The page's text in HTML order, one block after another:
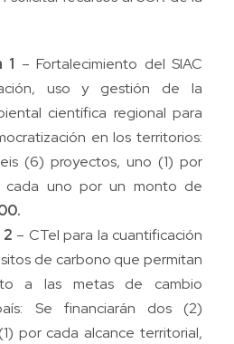
1 – Fortalecimiento del SIAC
uso y gestión de la
científica regional para
en los territorios:
(6) proyectos, uno (1) por
cada uno por un monto de
– CTeI para la cuantificación
de carbono que permitan
a las metas de cambio
Se financiarán dos (2)
por cada alcance territorial,